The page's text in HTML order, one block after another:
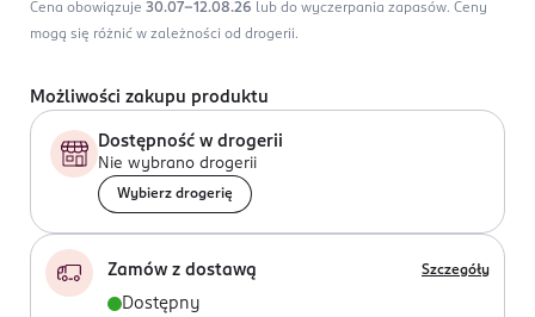
Cena obowiązuje 30.07-12.08.26 lub do wyczerpania zapasów. Ceny
mogą się różnić w zależności od drogerii.
Możliwości zakupu produktu
Dostępność w drogerii
Nie wybrano drogerii
Wybierz drogerię
Zamów z dostawą Szczegóły
Dostępny